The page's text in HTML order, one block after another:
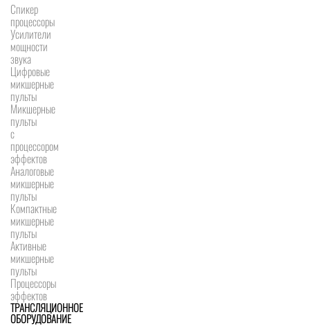
Спикер
процессоры
Усилители
мощности
звука
Цифровые
микшерные
пульты
Микшерные
пульты
с
процессором
эффектов
Аналоговые
микшерные
пульты
Компактные
микшерные
пульты
Активные
микшерные
пульты
Процессоры
эффектов
ТРАНСЛЯЦИОННОЕ
ОБОРУДОВАНИЕ